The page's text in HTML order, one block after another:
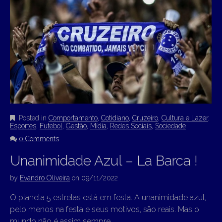
Posted in Comportamento Cotidiano Cruzeiro Cultura e Lazer,
Esportes Futebol Gestão Mídia Redes Sociais Sociedade
0 Comments
Unanimidade Azul – La Barca !
by Evandro Oliveira on 09/11/2022
O planeta 5 estrelas está em festa. A unanimidade azul,
pelo menos na festa e seus motivos, são reais. Mas o